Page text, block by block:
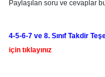
Paylaşılan soru ve cevaplar
4-5-6-7 ve 8. Sınıf Takdir
için tıklayınız